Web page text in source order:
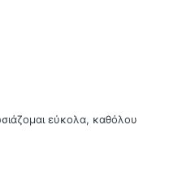
εύκολα, καθόλου